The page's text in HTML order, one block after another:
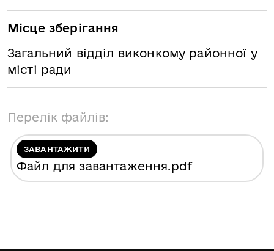
Місце зберігання
Загальний відділ виконкому районної у
місті ради
Перелік файлів:
ЗАВАНТАЖИТИ
Файл для завантаження.pdf